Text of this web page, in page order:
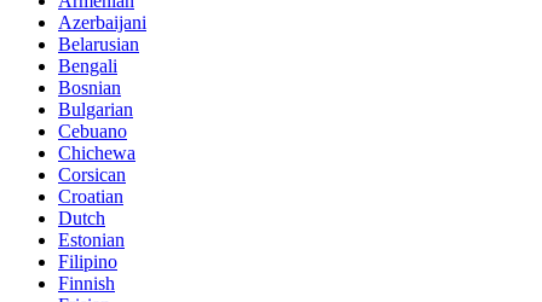
Azerbaijani
Belarusian
Bengali
Bosnian
Bulgarian
Cebuano
Chichewa
Corsican
Croatian
Dutch
Estonian
Filipino
Finnish